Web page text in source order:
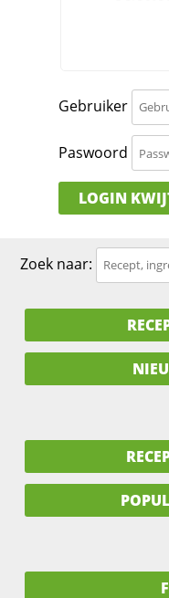
Gebruiker
Paswoord
LOGIN
Zoek naar: